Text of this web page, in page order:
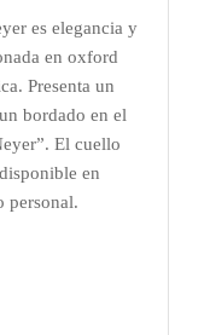
es elegancia y
en oxford
Presenta un
bordado en el
El cuello
en
personal.